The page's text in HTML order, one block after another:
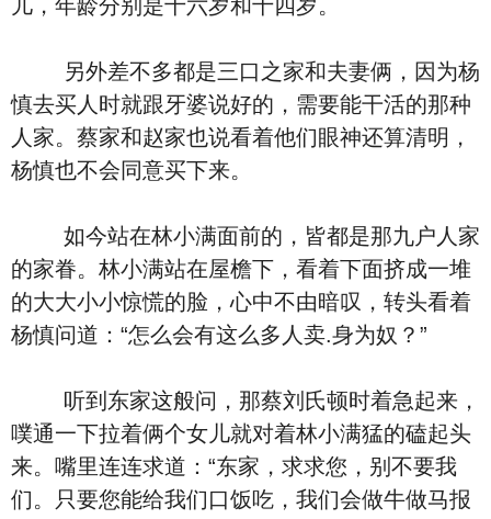
儿，年龄分别是十六岁和十四岁。
另外差不多都是三口之家和夫妻俩，因为杨
慎去买人时就跟牙婆说好的，需要能干活的那种
人家。蔡家和赵家也说看着他们眼神还算清明，
杨慎也不会同意买下来。
如今站在林小满面前的，皆都是那九户人家
的家眷。林小满站在屋檐下，看着下面挤成一堆
的大大小小惊慌的脸，心中不由暗叹，转头看着
杨慎问道：“怎么会有这么多人卖.身为奴？”
听到东家这般问，那蔡刘氏顿时着急起来，
噗通一下拉着俩个女儿就对着林小满猛的磕起头
来。嘴里连连求道：“东家，求求您，别不要我
们。只要您能给我们口饭吃，我们会做牛做马报